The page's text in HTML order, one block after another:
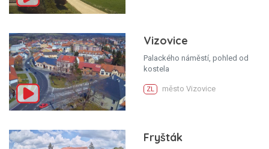
Vizovice
Palackého náměstí, pohled od
kostela
ZL město Vizovice
Fryšták